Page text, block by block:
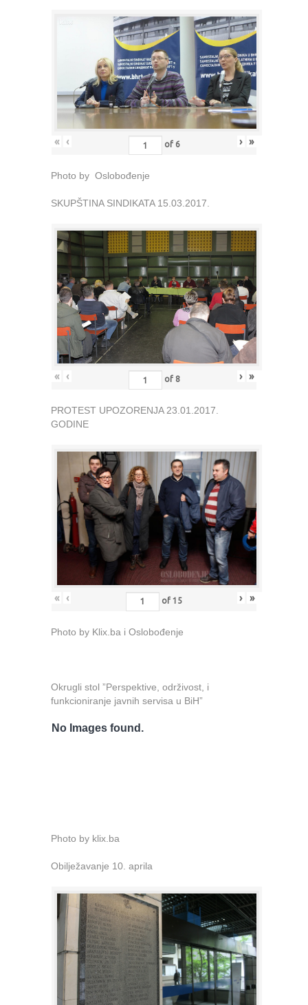
« ‹ of 6 › »
Photo by Oslobođenje
SKUPŠTINA SINDIKATA 15.03.2017.
« ‹ of 8 › »
PROTEST UPOZORENJA 23.01.2017.
GODINE
« ‹ of 15 › »
Photo by Klix.ba i Oslobođenje
Okrugli stol ”Perspektive, održivost, i
funkcioniranje javnih servisa u BiH”
No Images found.
Photo by klix.ba
Obilježavanje 10. aprila